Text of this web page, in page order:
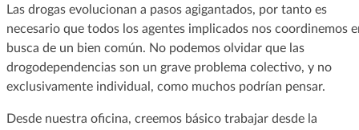
Las drogas evolucionan a pasos agigantados, por tanto es
necesario que todos los agentes implicados nos coordinemos
busca de un bien común. No podemos olvidar que las
drogodependencias son un grave problema colectivo, y no
exclusivamente individual, como muchos podrían pensar.
Desde nuestra oficina, creemos básico trabajar desde la